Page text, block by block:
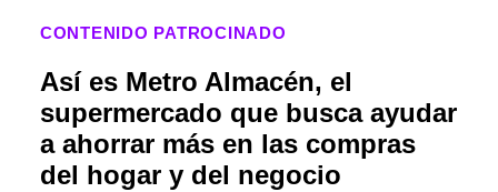
CONTENIDO PATROCINADO
Así es Metro Almacén, el
supermercado que busca ayudar
a ahorrar más en las compras
del hogar y del negocio